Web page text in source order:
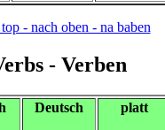
- nach oben - na baben
- Verben
Deutsch platt